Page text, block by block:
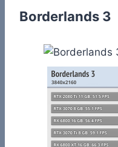
Borderlands 3